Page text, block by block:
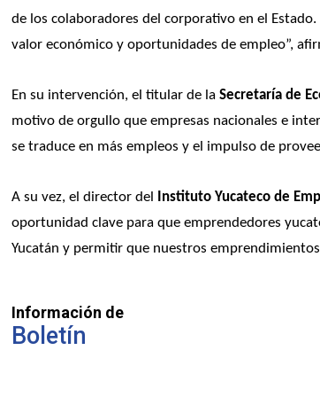
de los colaboradores del corporativo en el
valor económico y oportunidades de empleo”,
En su intervención, el titular de la Secretaría de
motivo de orgullo que empresas nacionales e
se traduce en más empleos y el impulso de
A su vez, el director del Instituto Yucateco de
oportunidad clave para que emprendedores
Yucatán y permitir que nuestros
Información de
Boletín